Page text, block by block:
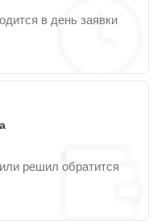
в день заявки
решил обратится